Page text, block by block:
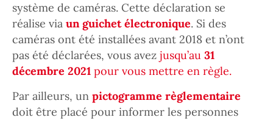
système de caméras. Cette déclaration se
réalise via un guichet électronique. Si des
caméras ont été installées avant 2018 et n’ont
pas été déclarées, vous avez jusqu’au 31
décembre 2021 pour vous mettre en règle.
Par ailleurs, un pictogramme règlementaire
doit être placé pour informer les personnes